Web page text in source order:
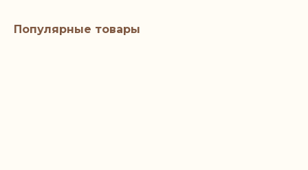
Популярные товары